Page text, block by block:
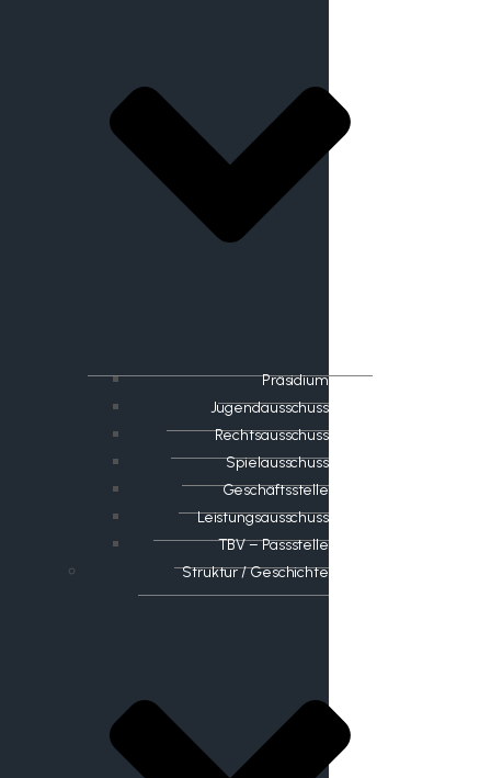
Präsidium
Jugendausschuss
Rechtsausschuss
Spielausschuss
Geschäftsstelle
Leistungsausschuss
TBV – Passstelle
Struktur / Geschichte